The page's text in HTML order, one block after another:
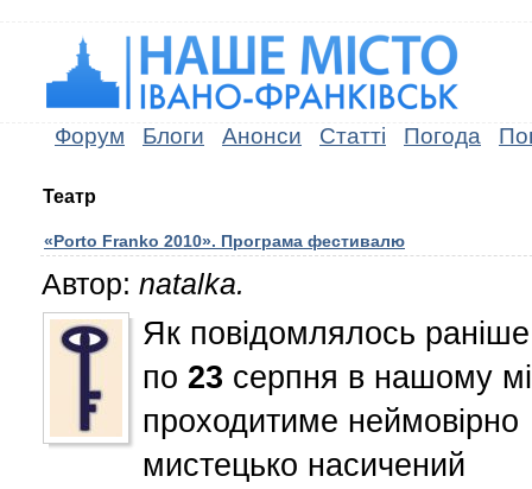
Форум Блоги Анонси Статті Погода
Театр
«Porto Franko 2010». Програма фестивалю
Автор: natalka.
Як повідомлялось
по 23 серпня в нашому
проходитиме неймовірно
мистецько насичений